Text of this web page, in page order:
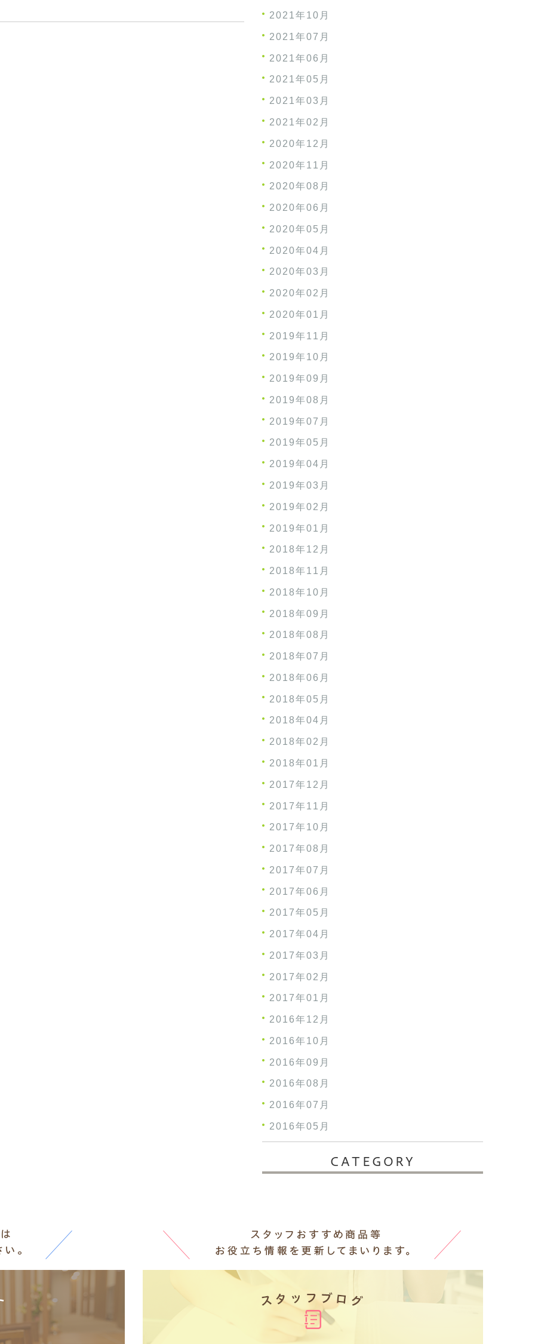
2021年10月
2021年07月
2021年06月
2021年05月
2021年03月
2021年02月
2020年12月
2020年11月
2020年08月
2020年06月
2020年05月
2020年04月
2020年03月
2020年02月
2020年01月
2019年11月
2019年10月
2019年09月
2019年08月
2019年07月
2019年05月
2019年04月
2019年03月
2019年02月
2019年01月
2018年12月
2018年11月
2018年10月
2018年09月
2018年08月
2018年07月
2018年06月
2018年05月
2018年04月
2018年02月
2018年01月
2017年12月
2017年11月
2017年10月
2017年08月
2017年07月
2017年06月
2017年05月
2017年04月
2017年03月
2017年02月
2017年01月
2016年12月
2016年10月
2016年09月
2016年08月
2016年07月
2016年05月
CATEGORY